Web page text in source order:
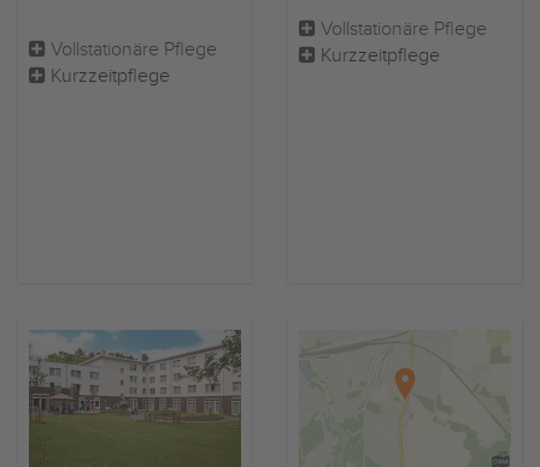
Vollstationäre Pflege
Kurzzeitpflege
Vollstationäre Pflege
Kurzzeitpflege